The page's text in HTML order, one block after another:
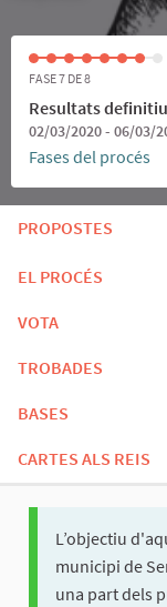
FASE 7 DE 8
Resultats
02/03/2020 - 06/03/
Fases del procés
PROPOSTES
EL PROCÉS
VOTA
TROBADES
BASES
CARTES ALS REIS
L’objectiu
municipi de
una part dels